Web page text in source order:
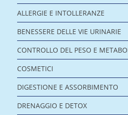
ALLERGIE E INTOLLERANZE
BENESSERE DELLE VIE URINARIE
CONTROLLO DEL PESO E
COSMETICI
DIGESTIONE E ASSORBIMENTO
DRENAGGIO E DETOX